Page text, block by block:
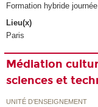
Formation hybride journée
Lieu(x)
Paris
Médiation
sciences et
UNITÉ D’ENSEIGNEMENT